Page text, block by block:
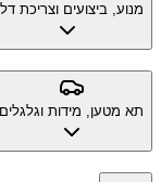
מנוע, ביצועים וצריכת
תא מטען, מידות וגלגלים